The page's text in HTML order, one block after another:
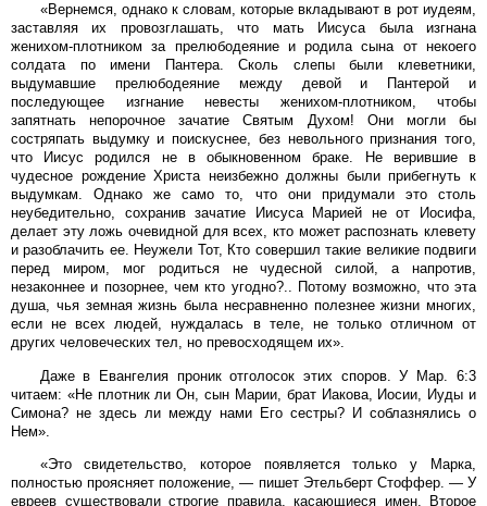
«Вернемся, однако к словам, которые вкладывают в рот иудеям,
заставляя их провозглашать, что мать Иисуса была изгнана
женихом-плотником за прелюбодеяние и родила сына от некоего
солдата по имени Пантера. Сколь слепы были клеветники,
выдумавшие прелюбодеяние между девой и Пантерой и
последующее изгнание невесты женихом-плотником, чтобы
запятнать непорочное зачатие Святым Духом! Они могли бы
состряпать выдумку и поискуснее, без невольного признания того,
что Иисус родился не в обыкновенном браке. Не верившие в
чудесное рождение Христа неизбежно должны были прибегнуть к
выдумкам. Однако же само то, что они придумали это столь
неубедительно, сохранив зачатие Иисуса Марией не от Иосифа,
делает эту ложь очевидной для всех, кто может распознать клевету
и разоблачить ее. Неужели Тот, Кто совершил такие великие подвиги
перед миром, мог родиться не чудесной силой, а напротив,
незаконнее и позорнее, чем кто угодно?.. Потому возможно, что эта
душа, чья земная жизнь была несравненно полезнее жизни многих,
если не всех людей, нуждалась в теле, не только отличном от
других человеческих тел, но превосходящем их».
Даже в Евангелия проник отголосок этих споров. У Map. 6:3
читаем: «Не плотник ли Он, сын Марии, брат Иакова, Иосии, Иуды и
Симона? не здесь ли между нами Его сестры? И соблазнялись о
Нем».
«Это свидетельство, которое появляется только у Марка,
полностью проясняет положение, — пишет Этельберт Стоффер. — У
евреев существовали строгие правила, касающиеся имен. Второе